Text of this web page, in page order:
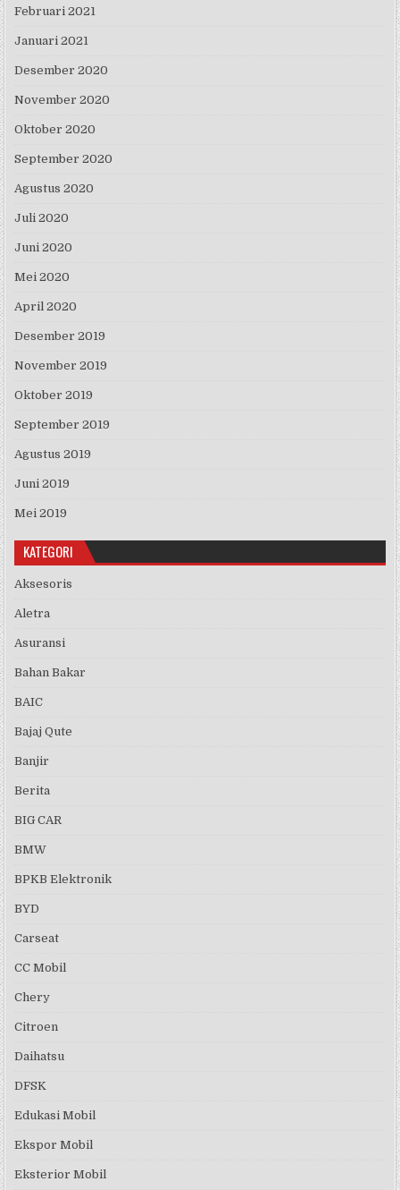
Februari 2021
Januari 2021
Desember 2020
November 2020
Oktober 2020
September 2020
Agustus 2020
Juli 2020
Juni 2020
Mei 2020
April 2020
Desember 2019
November 2019
Oktober 2019
September 2019
Agustus 2019
Juni 2019
Mei 2019
KATEGORI
Aksesoris
Aletra
Asuransi
Bahan Bakar
BAIC
Bajaj Qute
Banjir
Berita
BIG CAR
BMW
BPKB Elektronik
BYD
Carseat
CC Mobil
Chery
Citroen
Daihatsu
DFSK
Edukasi Mobil
Ekspor Mobil
Eksterior Mobil